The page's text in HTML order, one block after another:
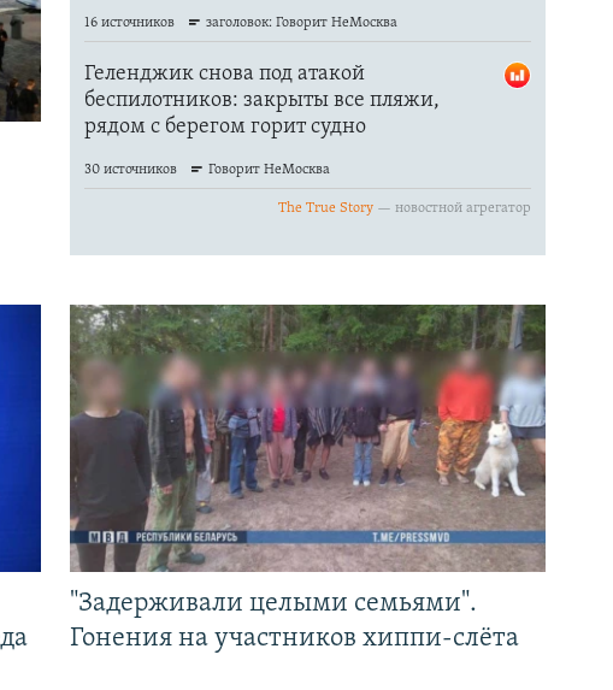
"Задерживали целыми семьями".
Гонения на участников хиппи-слёта